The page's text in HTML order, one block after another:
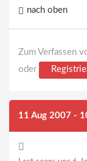
nach oben
Zum Verfassen
oder
11 Aug 2007 -